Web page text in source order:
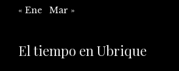
« Ene Mar »
El tiempo en Ubrique